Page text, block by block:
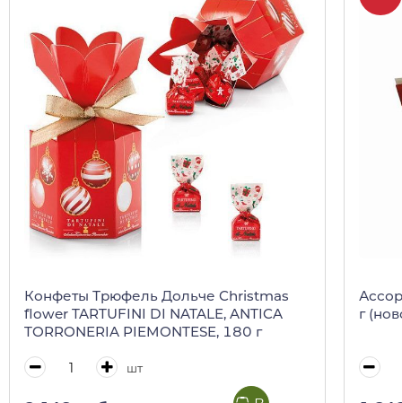
Конфеты Трюфель Дольче Christmas
flower TARTUFINI DI NATALE, ANTICA
TORRONERIA PIEMONTESE, 180 г
шт
г